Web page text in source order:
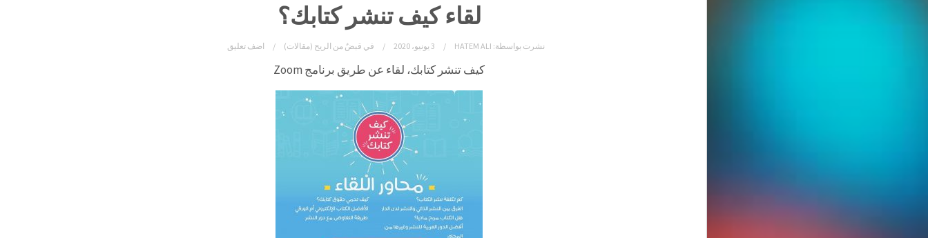
لقاء كيف تنشر كتابك؟
نشرت بواسطة: HATEM ALI 3 يونيو، 2020 في قبضٌ من الريح (مقالات) اضف تعليق
كيف تنشر كتابك، لقاء عن طريق برنامج Zoom